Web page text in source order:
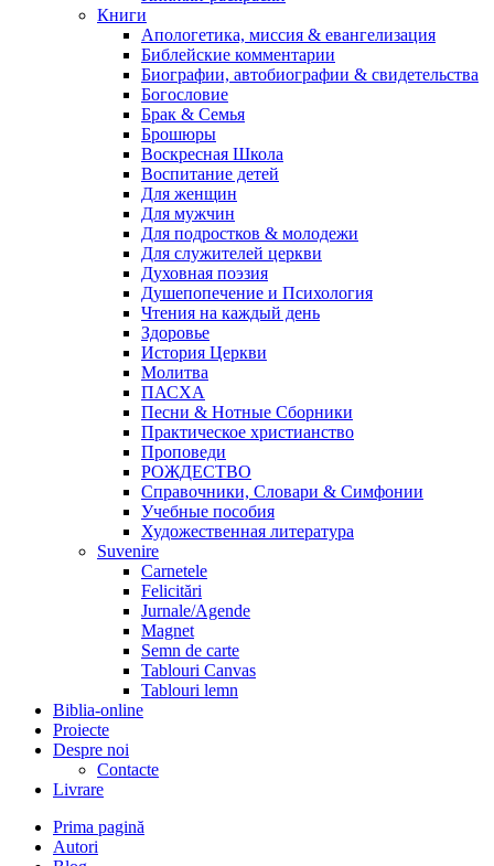
Книги
Апологетика, миссия & евангелизация
Библейские комментарии
Биографии, автобиографии & свидетельства
Богословие
Брак & Семья
Брошюры
Воскресная Школа
Воспитание детей
Для женщин
Для мужчин
Для подростков & молодежи
Для служителей церкви
Духовная поэзия
Душепопечение и Психология
Чтения на каждый день
Здоровье
История Церкви
Молитва
ПАСХА
Песни & Нотные Сборники
Практическое христианство
Проповеди
РОЖДЕСТВО
Справочники, Словари & Симфонии
Учебные пособия
Художественная литература
Suvenire
Carnetele
Felicitări
Jurnale/Agende
Magnet
Semn de carte
Tablouri Canvas
Tablouri lemn
Biblia-online
Proiecte
Despre noi
Contacte
Livrare
Prima pagină
Autori